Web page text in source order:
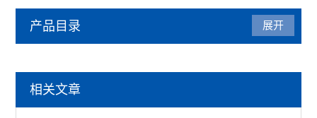
产品目录
表面抵抗计
展开
相关文章